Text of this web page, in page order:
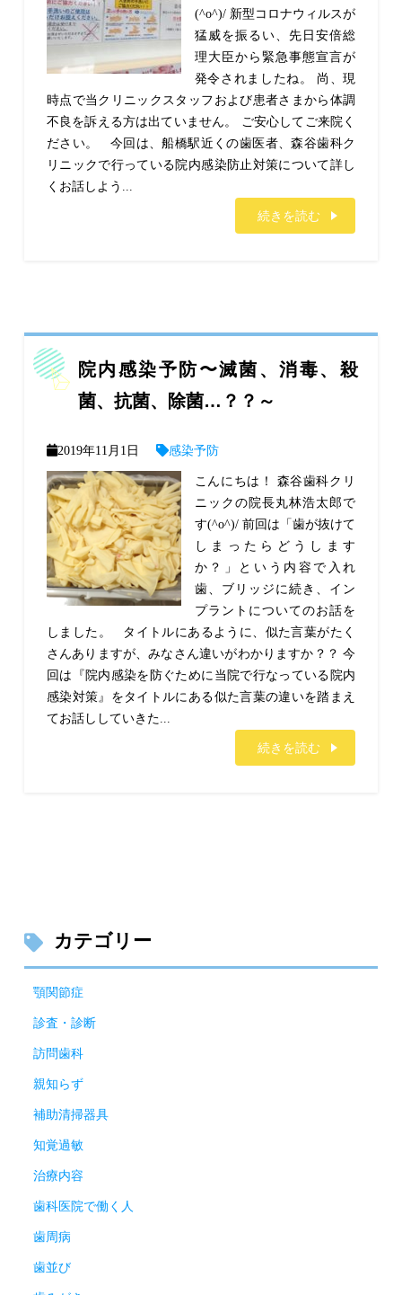
(^o^)/ 新型コロナウィルスが
猛威を振るい、先日安倍総
理大臣から緊急事態宣言が
発令されましたね。 尚、現
時点で当クリニックスタッフおよび患者さまから体調
不良を訴える方は出ていません。 ご安心してご来院く
ださい。 今回は、船橋駅近くの歯医者、森谷歯科ク
リニックで行っている院内感染防止対策について詳し
くお話しよう...
続きを読む
院内感染予防〜滅菌、消毒、殺
菌、抗菌、除菌…？？～
2019年11月1日 感染予防
こんにちは！ 森谷歯科クリ
ニックの院長丸林浩太郎で
す(^o^)/ 前回は「歯が抜けて
しまったらどうします
か？」という内容で入れ
歯、ブリッジに続き、イン
プラントについてのお話を
しました。 タイトルにあるように、似た言葉がたく
さんありますが、みなさん違いがわかりますか？？ 今
回は『院内感染を防ぐために当院で行なっている院内
感染対策』をタイトルにある似た言葉の違いを踏まえ
てお話ししていきた...
続きを読む
カテゴリー
顎関節症
診査・診断
訪問歯科
親知らず
補助清掃器具
知覚過敏
治療内容
歯科医院で働く人
歯周病
歯並び